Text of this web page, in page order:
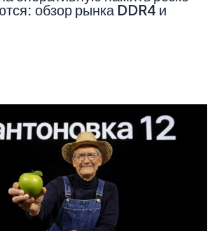
обзор рынка DDR4 и